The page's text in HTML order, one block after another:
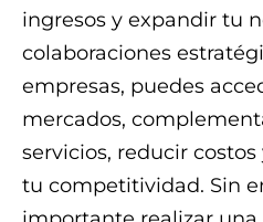
ingresos y expandir tu
colaboraciones
empresas, puedes
mercados,
servicios, reducir
tu competitividad. Sin